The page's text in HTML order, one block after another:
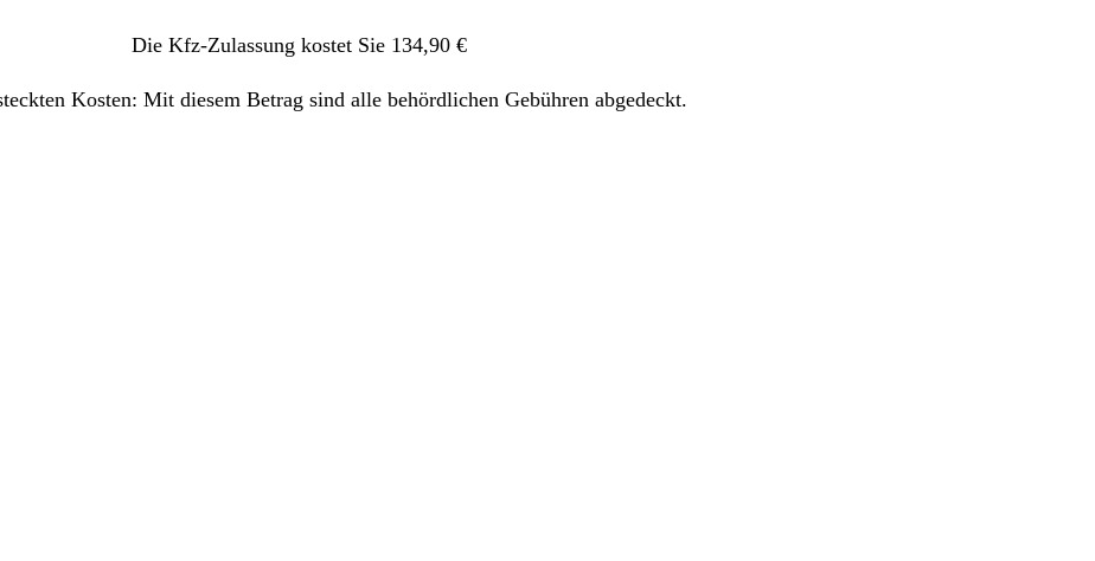
Die Kfz-Zulassung kostet Sie 134,90 €
Kosten: Mit diesem Betrag sind alle behördlichen Gebühren abgedeckt.